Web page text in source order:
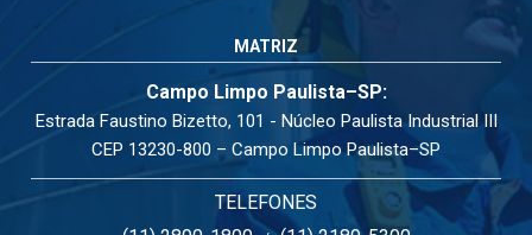
MATRIZ
Campo Limpo Paulista–SP:
Estrada Faustino Bizetto, 101 - Núcleo Paulista Industrial III
CEP 13230-800 – Campo Limpo Paulista–SP
TELEFONES